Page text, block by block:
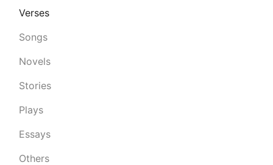
Verses
Songs
Novels
Stories
Plays
Essays
Others